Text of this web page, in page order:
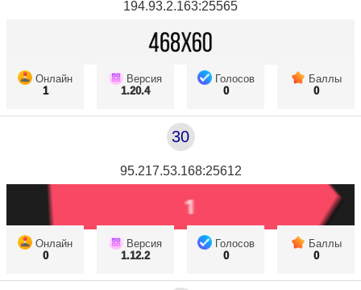
194.93.2.163:25565
Онлайн
1
Версия
1.20.4
Голосов
0
Баллы
0
30
95.217.53.168:25612
Онлайн
0
Версия
1.12.2
Голосов
0
Баллы
0